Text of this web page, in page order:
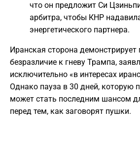
что он предложит Си
арбитра, чтобы КНР
энергетического партнера.
Иранская сторона демонстрирует
безразличие к гневу Трампа,
исключительно «в интересах
Однако пауза в 30 дней, которую
может стать последним шансом
перед тем, как заговорят пушки.